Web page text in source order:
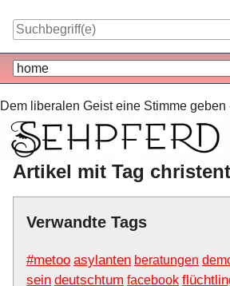
Navigation
Dem liberalen Geist eine Stimme geben
Artikel mit Tag
Verwandte Tags
#metoo asylanten beratungen
sein deutschtum facebook